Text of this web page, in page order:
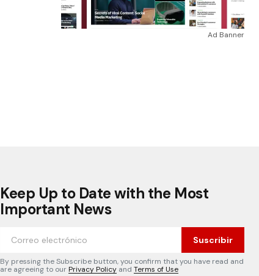
Ad Banner
Keep Up to Date with the Most
Important News
Suscribir
By pressing the Subscribe button, you confirm that you have read and
are agreeing to ourPrivacy Policy and Terms of Use